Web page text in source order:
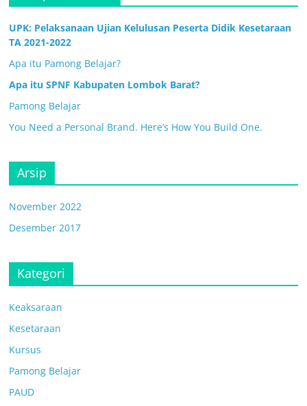
UPK: Pelaksanaan Ujian Kelulusan Peserta Didik Kesetaraan
TA 2021-2022
Apa itu Pamong Belajar?
Apa itu SPNF Kabupaten Lombok Barat?
Pamong Belajar
You Need a Personal Brand. Here’s How You Build One.
Arsip
November 2022
Desember 2017
Kategori
Keaksaraan
Kesetaraan
Kursus
Pamong Belajar
PAUD